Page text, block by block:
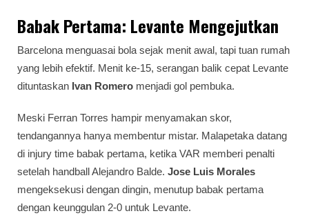
Babak Pertama: Levante Mengejutkan
Barcelona menguasai bola sejak menit awal, tapi tuan rumah
yang lebih efektif. Menit ke-15, serangan balik cepat Levante
dituntaskan Ivan Romero menjadi gol pembuka.
Meski Ferran Torres hampir menyamakan skor,
tendangannya hanya membentur mistar. Malapetaka datang
di injury time babak pertama, ketika VAR memberi penalti
setelah handball Alejandro Balde. Jose Luis Morales
mengeksekusi dengan dingin, menutup babak pertama
dengan keunggulan 2-0 untuk Levante.